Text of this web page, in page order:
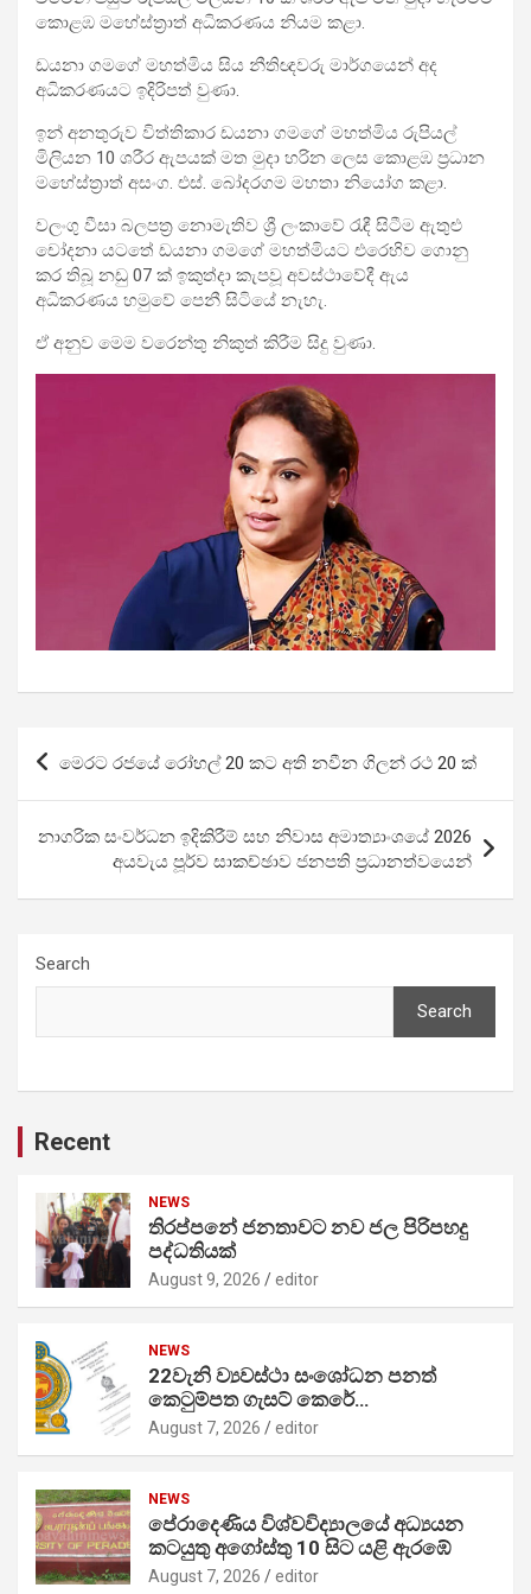
කොළඹ මහේස්ත්‍රාත් අධිකරණය නියම කළා.
ඩයනා ගමගේ මහත්මිය සිය නීතිඥවරු මාර්ගයෙන් අද
අධිකරණයට ඉදිරිපත් වුණා.
ඉන් අනතුරුව විත්තිකාර ඩයනා ගමගේ මහත්මිය රුපියල්
මිලියන 10 ශරීර ඇපයක් මත මුදා හරින ලෙස කොළඹ ප්‍රධාන
මහේස්ත්‍රාත් අසංග. එස්. බෝදරගම මහතා නියෝග කළා.
වලංගු වීසා බලපත්‍ර නොමැතිව ශ්‍රී ලංකාවේ රැඳී සිටීම ඇතුළු
චෝදනා යටතේ ඩයනා ගමගේ මහත්මියට එරෙහිව ගොනු
කර තිබූ නඩු 07 ක් ඉකුත්දා කැපවූ අවස්ථාවේදී ඇය
අධිකරණය හමුවේ පෙනී සිටියේ නැහැ.
ඒ අනුව මෙම වරෙන්තු නිකුත් කිරීම සිදු වුණා.
Post
මෙරට රජයේ රෝහල් 20 කට අති නවීන ගිලන් රථ 20 ක්
නාගරික සංවර්ධන ඉදිකිරීම් සහ නිවාස අමාත්‍යාංශයේ 2026
අයවැය පූර්ව සාකච්ඡාව ජනපති ප්‍රධානත්වයෙන්
Search
Search
Recent
NEWS
තිරප්පනේ ජනතාවට නව ජල පිරිපහදු
පද්ධතියක්
August 9, 2026 editor
NEWS
22වැනි ව්‍යවස්ථා සංශෝධන පනත්
කෙටුම්පත ගැසට් කෙරේ…
August 7, 2026 editor
NEWS
පේරාදෙණිය විශ්වවිද්‍යාලයේ අධ්‍යයන
කටයුතු අගෝස්තු 10 සිට යළි ඇරඹේ
August 7, 2026 editor